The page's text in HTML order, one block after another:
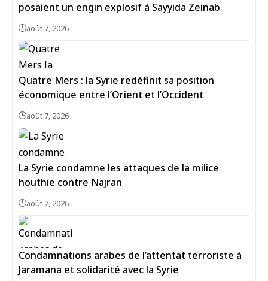
posaient un engin explosif à Sayyida Zeinab
août 7, 2026
Quatre Mers : la Syrie redéfinit sa position
économique entre l’Orient et l’Occident
août 7, 2026
La Syrie condamne les attaques de la milice
houthie contre Najran
août 7, 2026
Condamnations arabes de l’attentat terroriste à
Jaramana et solidarité avec la Syrie